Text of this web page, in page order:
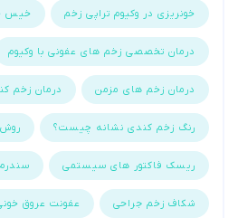
خونریزی در وکیوم تراپی زخم خیس
درمان تخصصی زخم های عفونی با وکیوم
درمان زخم های مزمن درمان زخم
رنگ زخم کندی نشانه چیست؟ روش
ریسک فاکتور های سیستمی سندرم 3:30
شکاف زخم جراحی عفونت عروق خونی